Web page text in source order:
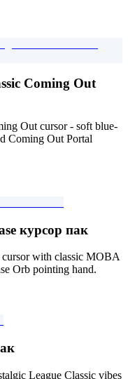
Coming Out
Out cursor - soft blue-
Coming Out Portal
курсор пак
cursor with classic MOBA
Orb pointing hand.
League Classic vibes